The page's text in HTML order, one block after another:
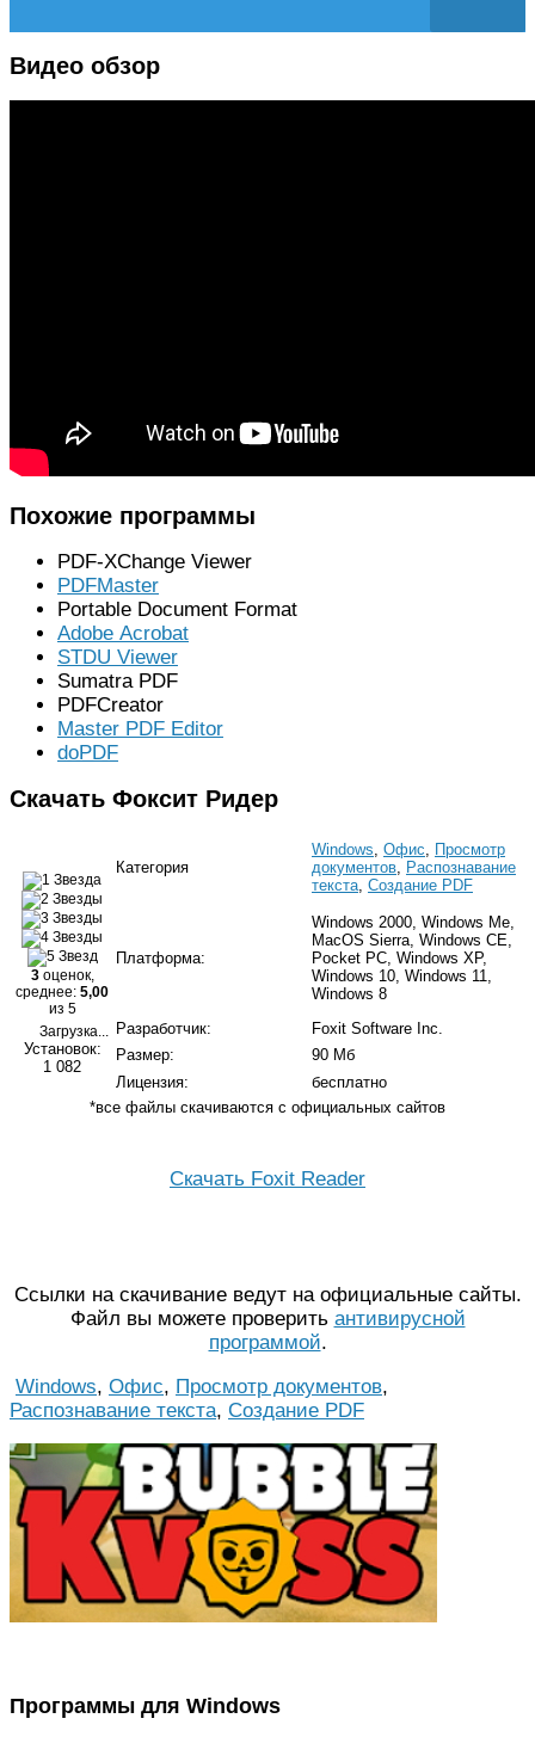
Видео обзор
Похожие программы
PDF-XChange Viewer
PDFMaster
Portable Document Format
Adobe Acrobat
STDU Viewer
Sumatra PDF
PDFCreator
Master PDF Editor
doPDF
Скачать Фоксит Ридер
3оценок,
среднее: 5,00
из 5
Загрузка...
Установок:
1 082
Категория
Windows, Офис, Просмотр
документов, Распознавание
текста, Создание PDF
Платформа:
Windows 2000, Windows Me,
MacOS Sierra, Windows CE,
Pocket PC, Windows XP,
Windows 10, Windows 11,
Windows 8
Разработчик:
Foxit Software Inc.
Размер:
90 Мб
Лицензия:
бесплатно
*все файлы скачиваются с официальных сайтов
Скачать Foxit Reader
Ссылки на скачивание ведут на официальные сайты.
Файл вы можете проверить антивирусной
программой.
Windows, Офис, Просмотр документов,
Распознавание текста, Создание PDF
Программы для Windows